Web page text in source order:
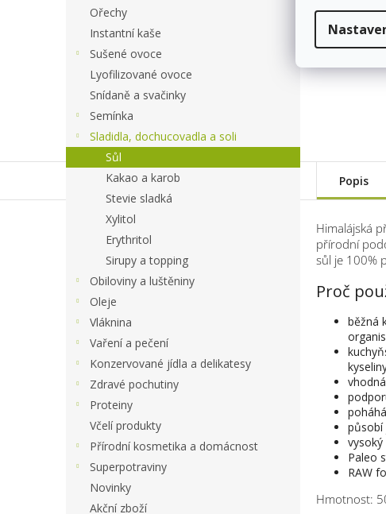
Ořechy
Instantní kaše
Sušené ovoce
Lyofilizované ovoce
Snídaně a svačinky
Semínka
Sladidla, dochucovadla a soli
Sůl
Kakao a karob
Stevie sladká
Xylitol
Erythritol
Sirupy a topping
Obiloviny a luštěniny
Oleje
Vláknina
Vaření a pečení
Konzervované jídla a delikatesy
Zdravé pochutiny
Proteiny
Včelí produkty
Přírodní kosmetika a domácnost
Superpotraviny
Novinky
Akční zboží
Popis
Himalájská
přírodní
sůl je 100%
Proč
běžná
působí
vysoký
Paleo
RAW
Hmotnost: